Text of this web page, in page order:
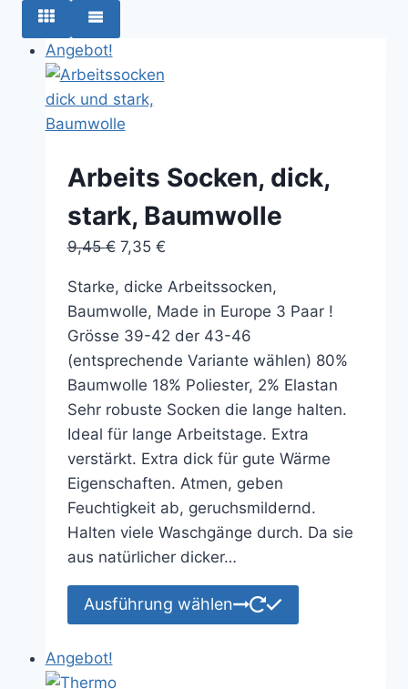
Angebot!
Arbeits Socken, dick,
stark, Baumwolle
9,45€ Ursprünglicher
war:
9,45 €
7,35 €Aktueller
ist:
7,35 €.
Starke, dicke Arbeitssocken,
Baumwolle, Made in Europe 3 Paar !
Grösse 39-42 der 43-46
(entsprechende Variante wählen) 80%
Baumwolle 18% Poliester, 2% Elastan
Sehr robuste Socken die lange halten.
Ideal für lange Arbeitstage. Extra
verstärkt. Extra dick für gute Wärme
Eigenschaften. Atmen, geben
Feuchtigkeit ab, geruchsmildernd.
Halten viele Waschgänge durch. Da sie
aus natürlicher dicker…
Ausführung wählen
Produkt
Angebot!